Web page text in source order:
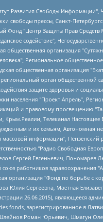
Deutsche Welle (Германия, Kurt-Schumacher-Strasse 3, 53113 Bonn), Борзунова Мария Михайловна, Воробьев Виктор Викторович, Голубева Анна Львовна, Константинова Алла Михайловна, Малкова Ирина Владимировна, Мурадов Мурад Абдулгалимович, Осетинская Елизавета Николаевна, Понасенков Евгений Николаевич, Ганапольский Матвей Юрьевич, Киселев Евгений Алексеевич, Борухович Ирина Григорьевна, Дремин Иван Тимофеевич, Дубровский Дмитрий Викторович, Красноярская региональная общественная организация поддержки и развития альтернативных образовательных технологий и межкультурных коммуникаций "ИНТЕРРА", Маяковская Екатерина Алексеевна, Фейгин Марк Захарович, Филимонов Андрей Викторович, Дзугкоева Регина Николаевна, Доброхотов Роман Александрович, Дудь Юрий Александрович, Елкин Сергей Владимирович, Кругликов Кирилл Игоревич, Сабунаева Мария Леонидовна, Семенов Алексей Владимирович, Шаинян Карен Багратович, Шульман Екатерина Михайловна, Асафьев Артур Валерьевич, Вахштайн Виктор Семенович, Венедиктов Алексей Алексеевич, Лушникова Екатерина Евгеньевна, Волков Леонид Михайлович, Невзоров Александр Глебович, Пархоменко Сергей Борисович, Сироткин Ярослав Николаевич, Кара-Мурза Владимир Владимирович, Баранова Наталья Владимировна, Гозман Леонид Яковлевич, Кагарлицкий Борис Юльевич, Климарев Михаил Валерьевич, Милов Владимир Станиславович, Автономная некоммерческая организация Краснодарский центр современного искусства "Типография", Моргенштерн Алишер Тагирович, Соболь Любовь Эдуардовна, Общество с ограниченной ответственностью "ЛИЗА НОРМ", Каспаров Гарри Кимович,